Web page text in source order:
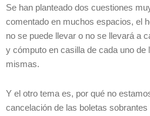
Se han planteado dos cuestiones
comentado en muchos espacios, el
no se puede llevar o no se llevará a
y cómputo en casilla de cada uno de
mismas.
Y el otro tema es, por qué no
cancelación de las boletas